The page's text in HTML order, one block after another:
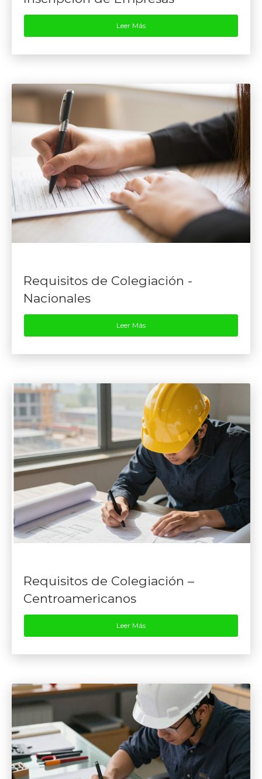
Leer Más
Requisitos de Colegiación -
Nacionales
Leer Más
Requisitos de Colegiación –
Centroamericanos
Leer Más